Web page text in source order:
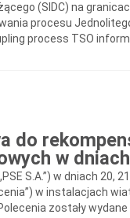
(SIDC) na
procesu
process TSO
do
w
S.A.”) w dniach 20,
w instalacjach
zostały